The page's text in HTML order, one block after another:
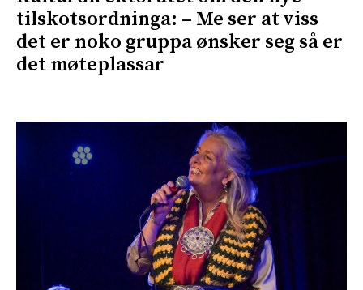
tilskotsordninga: – Me ser at viss
det er noko gruppa ønsker seg så er
det møteplassar